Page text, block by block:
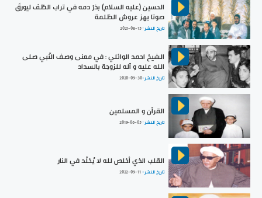
الحسين (عليه السلام) بذرَ دمه في تراب الطّف ليورقَ
صوتا يهز عروش الظلمة
تاريخ النشر :2021-08-15
الشيخ احمد الوائلي : في معنى وصف النّبي صلى
الله عليه و آله للزوجة بالسداد
تاريخ النشر :2020-09-30
القرآن و المسلمين
تاريخ النشر :2019-06-05
القلب الذي أخلص لله لا يُخلّد في النار
تاريخ النشر : 2022-09-11